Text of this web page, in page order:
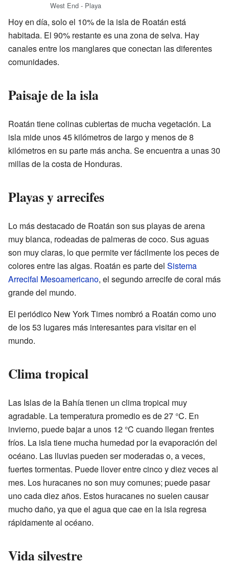
West End - Playa
Hoy en día, solo el 10% de la isla de Roatán está
habitada. El 90% restante es una zona de selva. Hay
canales entre los manglares que conectan las diferentes
comunidades.
Paisaje de la isla
Roatán tiene colinas cubiertas de mucha vegetación. La
isla mide unos 45 kilómetros de largo y menos de 8
kilómetros en su parte más ancha. Se encuentra a unas 30
millas de la costa de Honduras.
Playas y arrecifes
Lo más destacado de Roatán son sus playas de arena
muy blanca, rodeadas de palmeras de coco. Sus aguas
son muy claras, lo que permite ver fácilmente los peces de
colores entre las algas. Roatán es parte del Sistema
Arrecifal Mesoamericano, el segundo arrecife de coral más
grande del mundo.
El periódico New York Times nombró a Roatán como uno
de los 53 lugares más interesantes para visitar en el
mundo.
Clima tropical
Las Islas de la Bahía tienen un clima tropical muy
agradable. La temperatura promedio es de 27 °C. En
invierno, puede bajar a unos 12 °C cuando llegan frentes
fríos. La isla tiene mucha humedad por la evaporación del
océano. Las lluvias pueden ser moderadas o, a veces,
fuertes tormentas. Puede llover entre cinco y diez veces al
mes. Los huracanes no son muy comunes; puede pasar
uno cada diez años. Estos huracanes no suelen causar
mucho daño, ya que el agua que cae en la isla regresa
rápidamente al océano.
Vida silvestre